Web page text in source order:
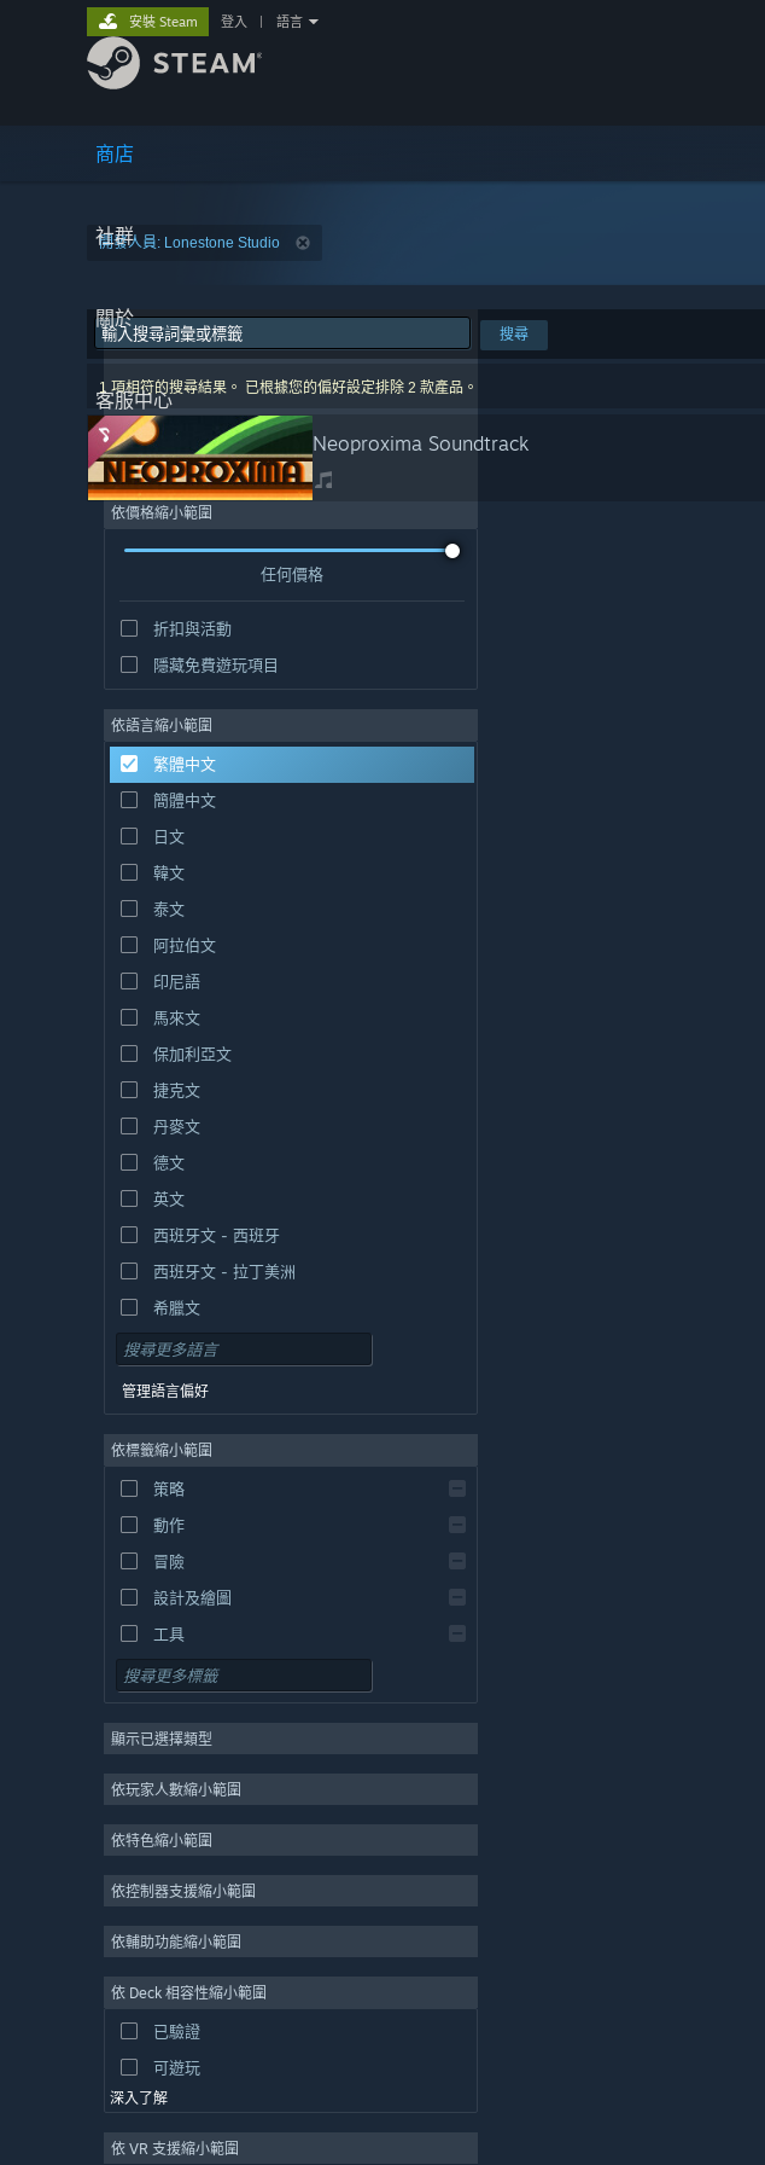
商店
社群
關於
客服中心
安裝 Steam 登入 語言
開發人員: Lonestone Studio
搜尋
1 項相符的搜尋結果。 已根據您的偏好設定排除 2 款產品。
Neoproxima Soundtrack
依價格縮小範圍
任何價格
折扣與活動
隱藏免費遊玩項目
依語言縮小範圍
繁體中文
簡體中文
日文
韓文
泰文
阿拉伯文
印尼語
馬來文
保加利亞文
捷克文
丹麥文
德文
英文
西班牙文 - 西班牙
西班牙文 - 拉丁美洲
希臘文
管理語言偏好
依標籤縮小範圍
策略
動作
冒險
設計及繪圖
工具
免費遊玩
大型多人
獨立
休閒
模擬
影像製作
圖片編輯
顯示已選擇類型
依玩家人數縮小範圍
依特色縮小範圍
依控制器支援縮小範圍
依輔助功能縮小範圍
依 Deck 相容性縮小範圍
已驗證
可遊玩
深入了解
依 VR 支援縮小範圍